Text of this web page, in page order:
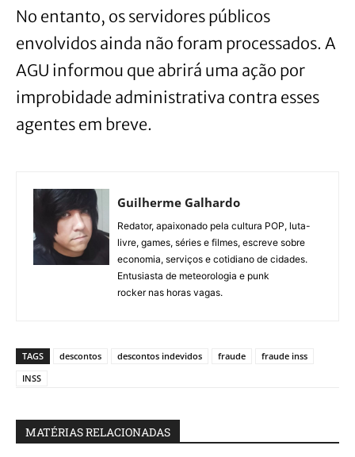
No entanto, os servidores públicos
envolvidos ainda não foram processados. A
AGU informou que abrirá uma ação por
improbidade administrativa contra esses
agentes em breve.
Guilherme Galhardo
Redator, apaixonado pela cultura POP, luta-
livre, games, séries e filmes, escreve sobre
economia, serviços e cotidiano de cidades.
Entusiasta de meteorologia e punk
rocker nas horas vagas.
TAGS descontos descontos indevidos fraude
fraude inss
INSS
MATÉRIAS RELACIONADAS